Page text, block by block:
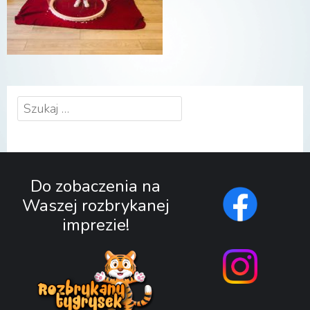
Szukaj:
Do zobaczenia na
Waszej rozbrykanej
imprezie!